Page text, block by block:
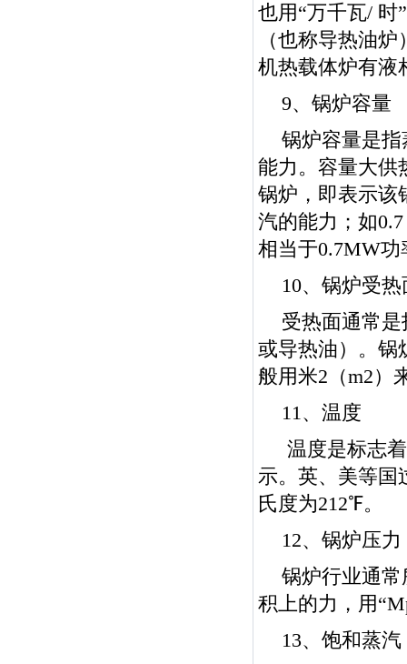
也用“万千瓦/ 时
（也称导热油
机热载体炉有液
9、锅炉容量
锅炉容量是
能力。容量大供
锅炉，即表示该
汽的能力；如
相当于0.7MW
10、锅炉受热
受热面通常
或导热油）。锅
般用米2（m2）
11、温度
温度是标志
示。英、美等国
氏度为212℉。
12、锅炉压力
锅炉行业通
积上的力，用
13、饱和蒸汽